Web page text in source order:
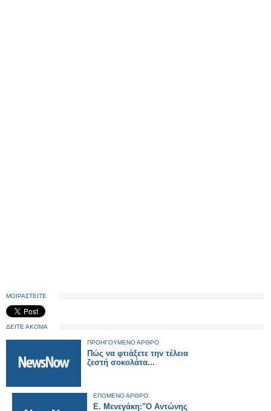
ΜΟΙΡΑΣΤΕΙΤΕ
ΔΕΙΤΕ ΑΚΟΜΑ
ΠΡΟΗΓΟΥΜΕΝΟ ΑΡΘΡΟ
Πώς να φτιάξετε την τέλεια
ζεστή σοκολάτα...
ΕΠΟΜΕΝΟ ΑΡΘΡΟ
Ε. Μενεγάκη:"Ο Αντώνης